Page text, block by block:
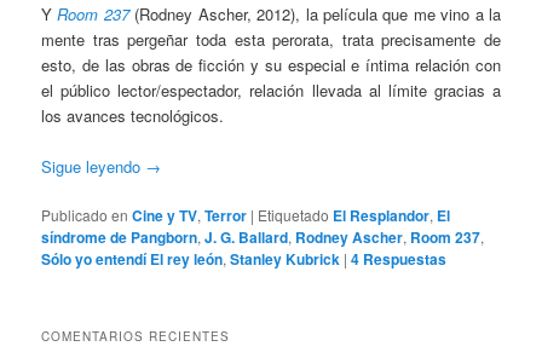
YRoom 237(Rodney Ascher, 2012), la película que me vino a la
mente tras pergeñar toda esta perorata, trata precisamente de
esto, de las obras de ficción y su especial e íntima relación con
el público lector/espectador, relación llevada al límite gracias a
los avances tecnológicos.
Sigue leyendo →
Publicado en Cine y TV,Terror | Etiquetado El Resplandor, El
síndrome de Pangborn,J. G. Ballard, Rodney Ascher, Room 237,
Sólo yo entendí El rey león,Stanley Kubrick |4 Respuestas
COMENTARIOS RECIENTES